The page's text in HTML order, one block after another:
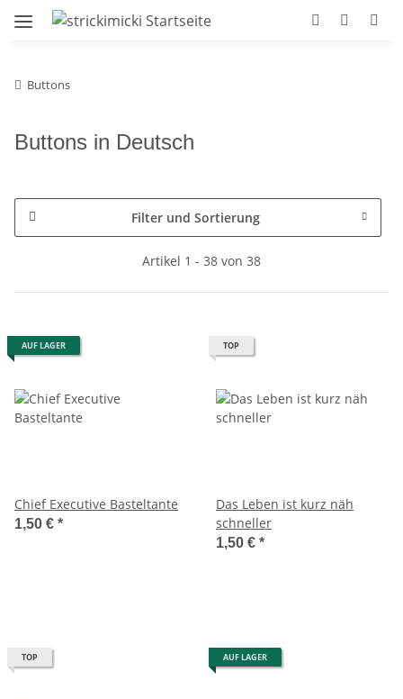
Buttons
Buttons in Deutsch
Filter und Sortierung
Artikel 1 - 38 von 38
AUF LAGER
Chief Executive Basteltante
1,50 € *
TOP
Das Leben ist kurz näh
schneller
1,50 € *
TOP AUF LAGER